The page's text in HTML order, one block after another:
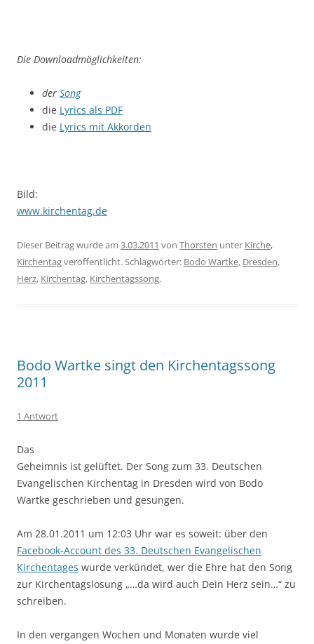
Die Downloadmöglichkeiten:
der Song
die Lyrics als PDF
die Lyrics mit Akkorden
Bild:
www.kirchentag.de
Dieser Beitrag wurde am 3.03.2011 von Thorsten unter Kirche,
Kirchentagveröffentlicht. Schlagwörter: Bodo Wartke, Dresden,
Herz, Kirchentag, Kirchentagssong.
Bodo Wartke singt den Kirchentagssong
2011
1 Antwort
Das
Geheimnis ist gelüftet. Der Song zum 33. Deutschen
Evangelischen Kirchentag in Dresden wird von Bodo
Wartke geschrieben und gesungen.
Am 28.01.2011 um 12:03 Uhr war es soweit: über den
Facebook-Account des 33. Deutschen Evangelischen
Kirchentages wurde verkündet, wer die Ehre hat den Song
zur Kirchentagslosung „…da wird auch Dein Herz sein…“ zu
schreiben.
In den vergangen Wochen und Monaten wurde viel